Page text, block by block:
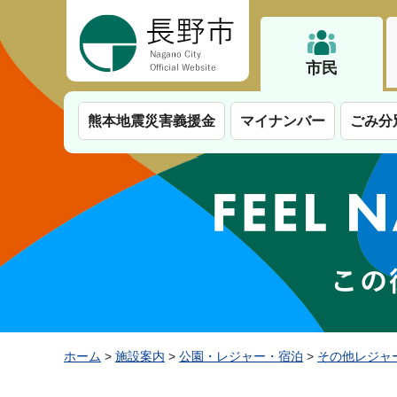
市民
熊本地震災害義援金 マイナンバー ごみ分
ホーム > 施設案内 > 公園・レジャー・宿泊 > その他レジャ